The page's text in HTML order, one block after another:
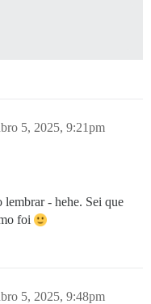
5, 2025, 9:21pm
lembrar - hehe. Sei que
foi
5, 2025, 9:48pm